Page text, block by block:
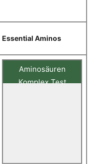
Essential Aminos
Aminosäuren
Komplex Test